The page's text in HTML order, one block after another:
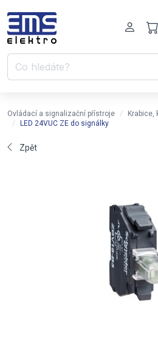
Ovládací a signalizační přístroje
Krabice,
LED 24VUC ZE do signálky
Zpět